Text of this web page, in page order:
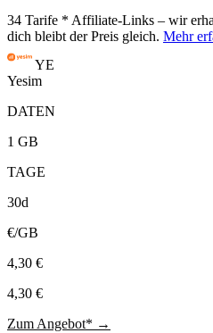
34 Tarife * Affiliate-Links – wir
dich bleibt der Preis gleich. Mehr
YE
Yesim
DATEN
1 GB
TAGE
30d
€/GB
4,30 €
4,30 €
Zum Angebot* →